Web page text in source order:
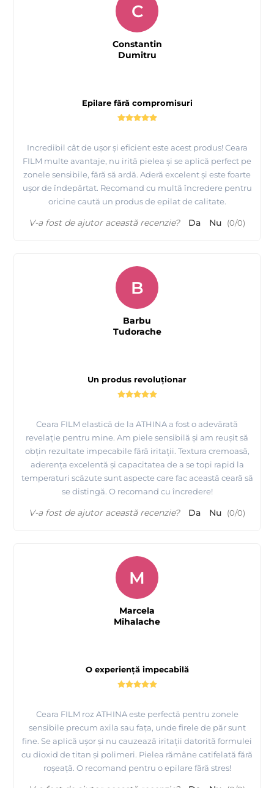
Epilare fără compromisuri
Incredibil cât de ușor și eficient este acest produs! Ceara
FILM multe avantaje, nu irită pielea și se aplică perfect pe
zonele sensibile, fără să ardă. Aderă excelent și este foarte
ușor de îndepărtat. Recomand cu multă încredere pentru
oricine caută un produs de epilat de calitate.
C
Constantin
Dumitru
V-a fost de ajutor această recenzie? Da Nu (0/0)
Un produs revoluționar
Ceara FILM elastică de la ATHINA a fost o adevărată
revelație pentru mine. Am piele sensibilă și am reușit să
obțin rezultate impecabile fără iritații. Textura cremoasă,
aderența excelentă și capacitatea de a se topi rapid la
temperaturi scăzute sunt aspecte care fac această ceară să
se distingă. O recomand cu încredere!
B
Barbu
Tudorache
V-a fost de ajutor această recenzie? Da Nu (0/0)
O experiență impecabilă
Ceara FILM roz ATHINA este perfectă pentru zonele
sensibile precum axila sau fața, unde firele de păr sunt
fine. Se aplică ușor și nu cauzează iritații datorită formulei
cu dioxid de titan și polimeri. Pielea rămâne catifelată fără
roșeață. O recomand pentru o epilare fără stres!
M
Marcela
Mihalache